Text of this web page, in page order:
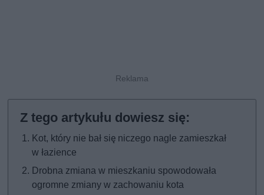
Kot, który nie bał się niczego nagle zamieszkał
w łazience
Drobna zmiana w mieszkaniu spowodowała
ogromne zmiany w zachowaniu kota